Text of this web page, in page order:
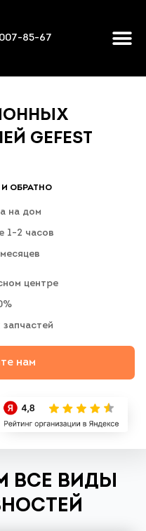
85-67
GEFEST
ОБРАТНО
на дом
1-2 часов
центре
нам
ВСЕ ВИДЫ